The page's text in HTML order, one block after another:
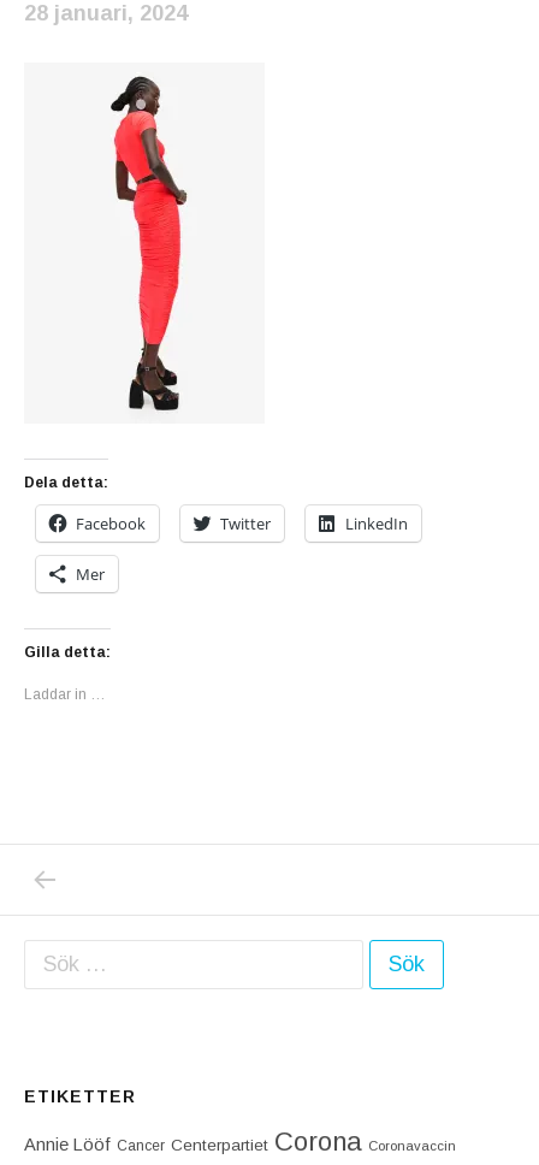
28 januari, 2024
Dela detta:
Facebook Twitter LinkedIn
Mer
Gilla detta:
Laddar in …
Inläggsnavigering
Sök efter:
ETIKETTER
Annie Lööf Cancer Centerpartiet‎ Corona Coronavaccin